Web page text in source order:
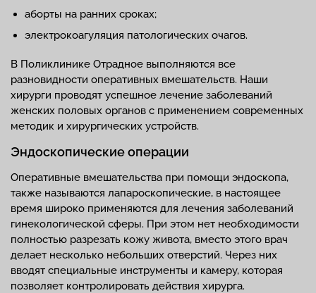
аборты на ранних сроках;
электрокоагуляция патологических очагов.
В Поликлинике Отрадное выполняются все
разновидности оперативных вмешательств. Наши
хирурги проводят успешное лечение заболеваний
женских половых органов с применением современных
методик и хирургических устройств.
Эндоскопические операции
Оперативные вмешательства при помощи эндоскопа,
также называются лапароскопические, в настоящее
время широко применяются для лечения заболеваний
гинекологической сферы. При этом нет необходимости
полностью разрезать кожу живота, вместо этого врач
делает несколько небольших отверстий. Через них
вводят специальные инструменты и камеру, которая
позволяет контролировать действия хирурга.